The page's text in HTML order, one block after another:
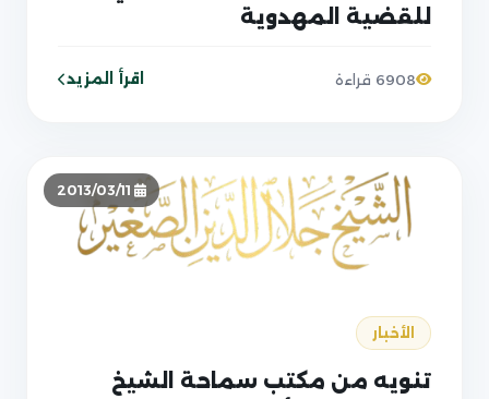
للقضية المهدوية
6908 قراءة اقرأ المزيد
الأخبار
تنويه من مكتب سماحة الشيخ